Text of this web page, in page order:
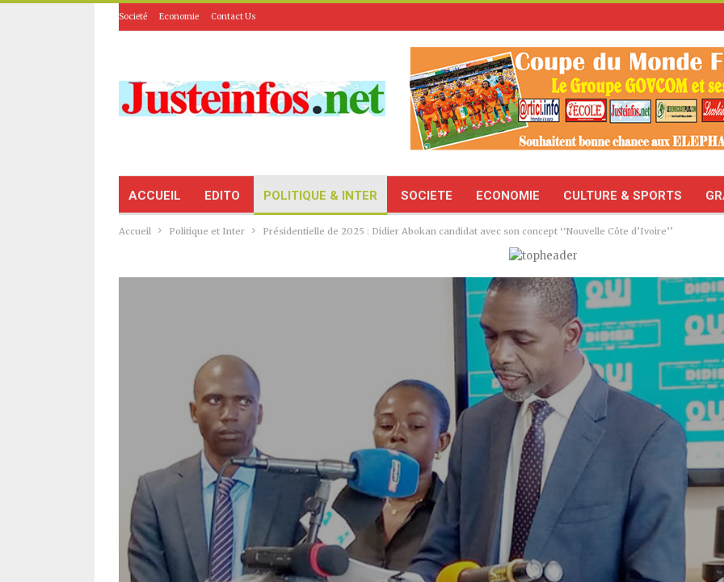
Societé Economie Contact Us
ACCUEIL EDITO POLITIQUE & INTER SOCIETE ECONOMIE CULTURE & SPORTS
Accueil Politique et Inter Présidentielle de 2025 : Didier Abokan candidat avec son concept ‘‘Nouvelle Côte d’Ivoire’’